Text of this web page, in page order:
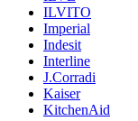
ILVITO
Imperial
Indesit
Interline
J.Corradi
Kaiser
KitchenAid